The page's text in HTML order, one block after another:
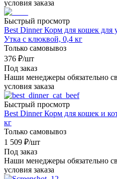
условия заказа
Быстрый просмотр
Best Dinner Корм для кошек для
Утка с клюквой, 0,4 кг
Только самовывоз
376 ₽/шт
Под заказ
Наши менеджеры обязательно
условия заказа
Быстрый просмотр
Best Dinner Корм для кошек и
кг
Только самовывоз
1 509 ₽/шт
Под заказ
Наши менеджеры обязательно
условия заказа